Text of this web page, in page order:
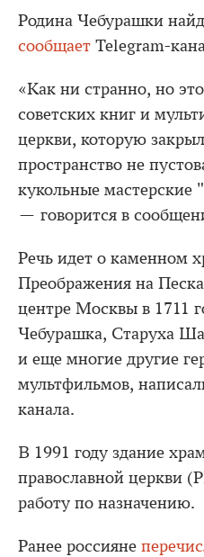
Родина Чебурашки
сообщает Telegram-
«Как ни странно, но
советских книг и
церкви, которую
пространство не
кукольные
— говорится в
Речь идет о каменном
Преображения на
центре Москвы в 1711
Чебурашка, Старуха
и еще многие другие
мультфильмов,
канала.
В 1991 году здание
православной церкви
работу по назначению.
Ранее россияне